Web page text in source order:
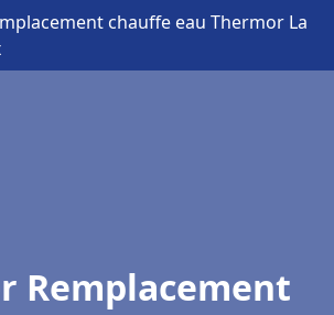
chauffe eau Thermor La
Remplacement